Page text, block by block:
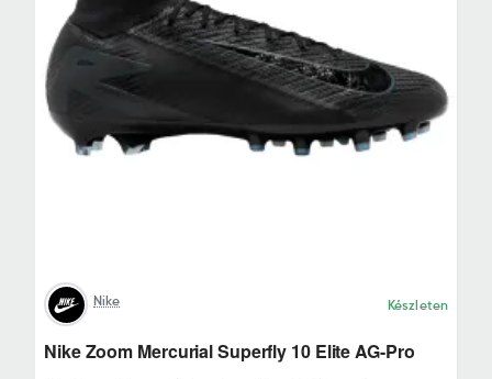
Nike Készleten
Nike Zoom Mercurial Superfly 10 Elite AG-Pro